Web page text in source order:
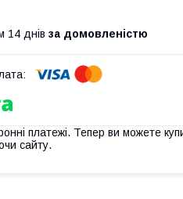
14 днів за домовленістю
платежі. Тепер ви можете
сайту.